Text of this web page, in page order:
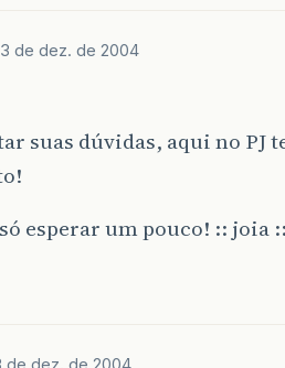
3 de dez. de 2004
suas dúvidas, aqui no PJ
esperar um pouco! :: joia ::